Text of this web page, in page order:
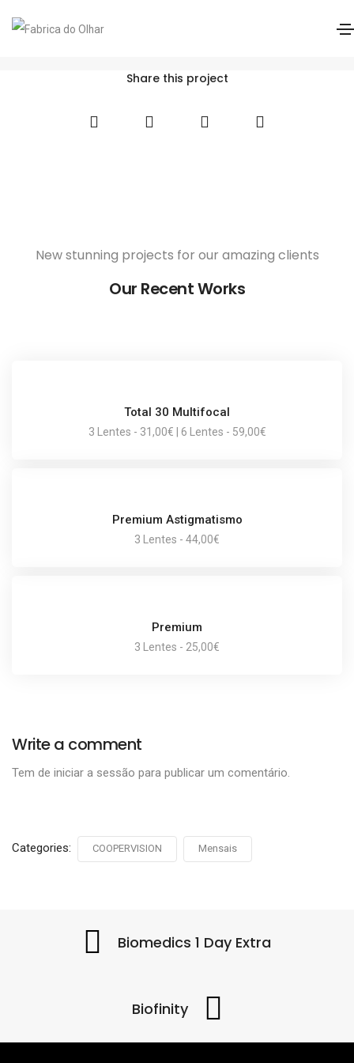
Biomedics 55 Evolution
Share this project
New stunning projects for our amazing clients
Our Recent Works
Total 30 Multifocal
3 Lentes - 31,00€ | 6 Lentes - 59,00€
Premium Astigmatismo
3 Lentes - 44,00€
Premium
3 Lentes - 25,00€
Write a comment
Tem de iniciar a sessão para publicar um comentário.
Categories: COOPERVISION Mensais
Biomedics 1 Day Extra
Biofinity